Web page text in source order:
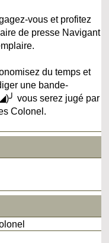
vous et profitez
de presse Navigant
du temps et
une bande-
vous serez jugé par
Colonel.